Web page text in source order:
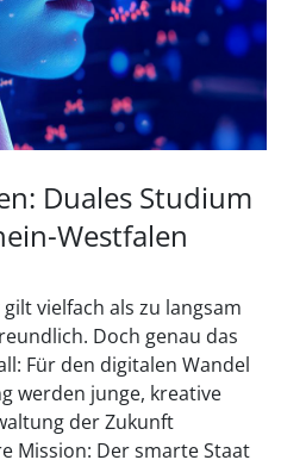
Duales Studium
Westfalen
vielfach als zu langsam
Doch genau das
Für den digitalen Wandel
werden junge, kreative
der Zukunft
Mission: Der smarte Staat